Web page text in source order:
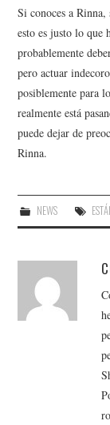
Si conoces a
esto es justo lo que
probablemente
pero actuar
posiblemente para
realmente está
puede dejar de
Rinna.
NEWS